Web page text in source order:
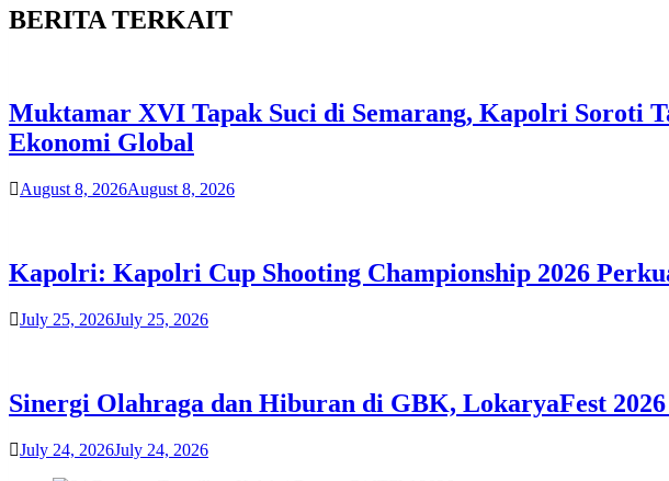
BERITA TERKAIT
Muktamar XVI Tapak Suci di Semarang, Kapolri Soroti
Ekonomi Global
August 8, 2026August 8, 2026
Kapolri: Kapolri Cup Shooting Championship 2026
July 25, 2026July 25, 2026
​Sinergi Olahraga dan Hiburan di GBK, LokaryaFest
July 24, 2026July 24, 2026